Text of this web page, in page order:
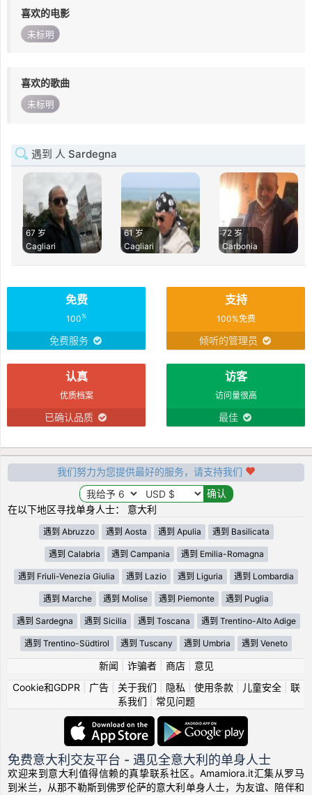
喜欢的电影
未标明
喜欢的歌曲
未标明
遇到 人 Sardegna
67 岁
Cagliari
61 岁
Cagliari
72 岁
Carbonia
免费
100%
免费服务
支持
100%免费
倾听的管理员
认真
优质档案
已确认品质
访客
访问量很高
最佳
我们努力为您提供最好的服务，请支持我们
在以下地区寻找单身人士： 意大利
遇到 Abruzzo 遇到 Aosta 遇到 Apulia 遇到 Basilicata
遇到 Calabria 遇到 Campania 遇到 Emilia-Romagna
遇到 Friuli-Venezia Giulia 遇到 Lazio 遇到 Liguria 遇到 Lombardia
遇到 Marche 遇到 Molise 遇到 Piemonte 遇到 Puglia
遇到 Sardegna 遇到 Sicilia 遇到 Toscana 遇到 Trentino-Alto Adige
遇到 Trentino-Südtirol 遇到 Tuscany 遇到 Umbria 遇到 Veneto
新闻 诈骗者| 商店| 意见
Cookie和GDPR
广告| 关于我们 隐私 使用条款| 儿童安全| 联
系我们
常见问题
免费意大利交友平台 - 遇见全意大利的单身人士
欢迎来到意大利值得信赖的真挚联系社区。Amamiora.it汇集从罗马
到米兰，从那不勒斯到佛罗伦萨的意大利单身人士，为友谊、陪伴和